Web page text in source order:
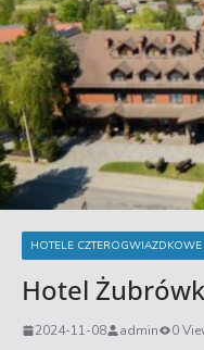
HOTELE CZTEROGWIAZDKOWE
Hotel
2024-11-08 admin 0